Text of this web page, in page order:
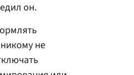
он.
не